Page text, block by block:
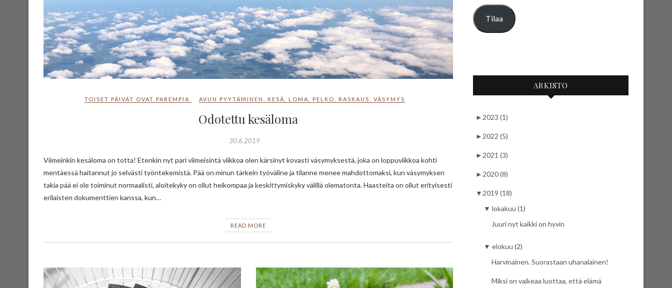
TOISET PÄIVÄT OVAT PAREMPIA AVUN PYYTÄMINEN KESÄ LOMA PELKO RASKAUS VÄSYMYS
Odotettu kesäloma
30.6.2019
Viimeinkin kesäloma on totta! Etenkin nyt pari viimeisintä viikkoa olen kärsinyt kovasti väsymyksestä, joka on loppuviikkoa kohti
mentäessä haitannut jo selvästi työntekemistä. Pää on minun tärkein työväline ja tilanne menee mahdottomaksi, kun väsymyksen
takia pää ei ole toiminut normaalisti, aloitekyky on ollut heikompaa ja keskittymiskyky välillä olematonta. Haasteita on ollut erityisesti
erilaisten dokumenttien kanssa, kun…
READ MORE
Tilaa
ARKISTO
► 2023 (1)
► 2022 (5)
► 2021 (3)
► 2020 (8)
▼ 2019 (18)
▼ lokakuu (1)
Juuri nyt kaikki on hyvin
▼ elokuu (2)
Harvinainen. Suorastaan uhanalainen!
Miksi on vaikeaa luottaa, että elämä